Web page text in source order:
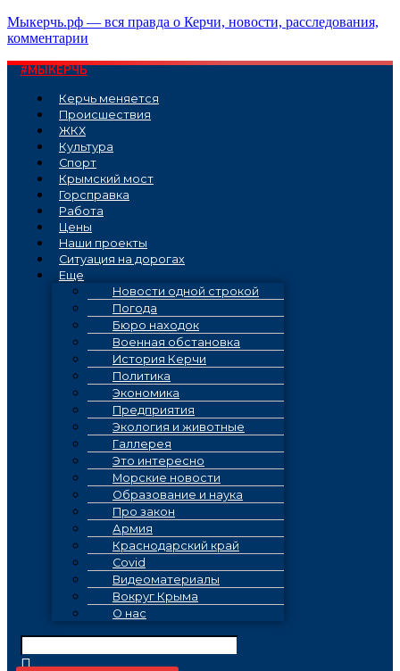
Перейти
к
Мыкерчь.рф — вся правда о Керчи, новости, расследования,
комментарии
#МЫКЕРЧЬ
Керчь меняется
Проиcшествия
ЖКХ
Культура
Спорт
Крымский мост
Горсправка
Работа
Цены
Наши проекты
Ситуация на дорогах
Еще
Новости одной строкой
Погода
Бюро находок
Военная обстановка
История Керчи
Политика
Экономика
Предприятия
Экология и животные
Галлерея
Это интересно
Морские новости
Образование и наука
Про закон
Армия
Краснодарский край
Covid
Видеоматериалы
Вокруг Крыма
О нас